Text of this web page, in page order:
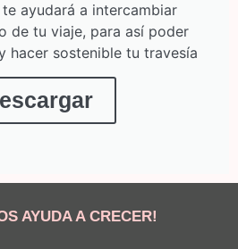
ayudará a intercambiar
de tu viaje, para así poder
hacer sostenible tu travesía
AYUDA A CRECER!